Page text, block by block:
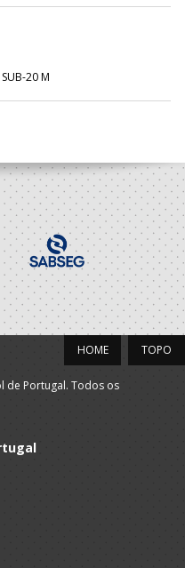
SUB-20 M
SUB-20 M / Seniores M
SUB-19 M / Seniores M
TOPO
HOME
de Portugal. Todos os